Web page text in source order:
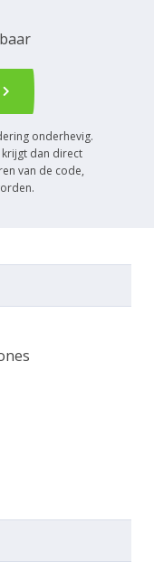
onderhevig.
krijgt dan direct
van de code,